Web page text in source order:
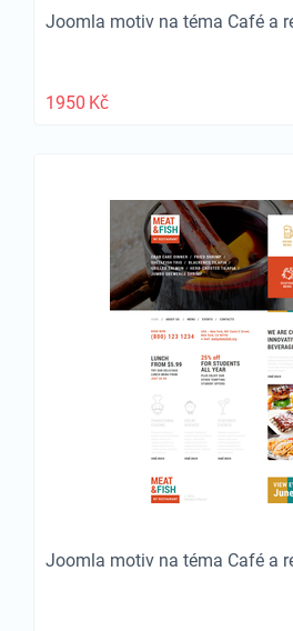
Joomla motiv na téma Café a
1950 Kč
Joomla motiv na téma Café a